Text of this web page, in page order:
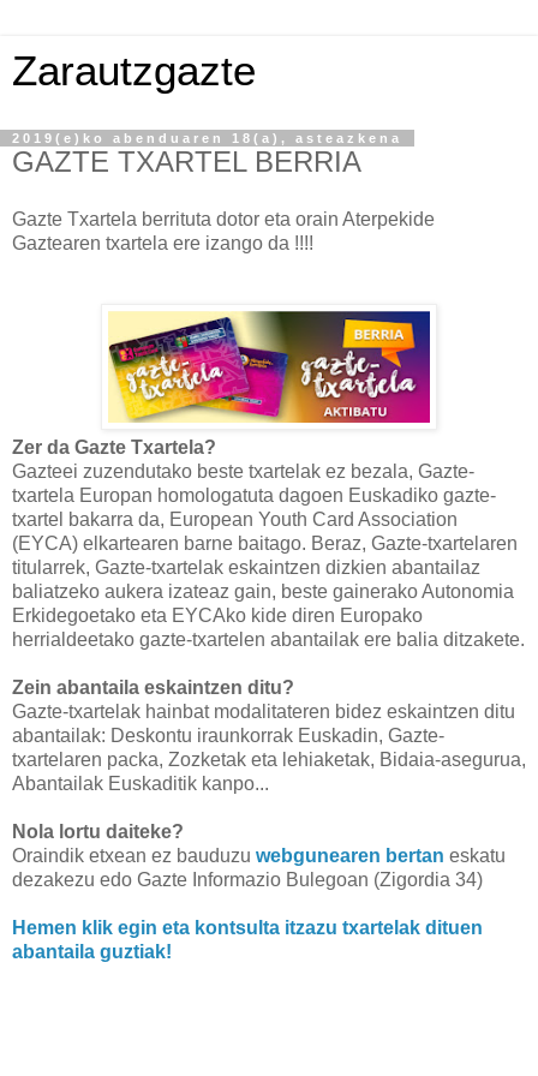
Zarautzgazte
2019(e)ko abenduaren 18(a), asteazkena
GAZTE TXARTEL BERRIA
Gazte Txartela berrituta dotor eta orain Aterpekide
Gaztearen txartela ere izango da !!!!
Zer da Gazte Txartela?
Gazteei zuzendutako beste txartelak ez bezala, Gazte-
txartela Europan homologatuta dagoen Euskadiko gazte-
txartel bakarra da, European Youth Card Association
(EYCA) elkartearen barne baitago. Beraz, Gazte-txartelaren
titularrek, Gazte-txartelak eskaintzen dizkien abantailaz
baliatzeko aukera izateaz gain, beste gainerako Autonomia
Erkidegoetako eta EYCAko kide diren Europako
herrialdeetako gazte-txartelen abantailak ere balia ditzakete.
Zein abantaila eskaintzen ditu?
Gazte-txartelak hainbat modalitateren bidez eskaintzen ditu
abantailak: Deskontu iraunkorrak Euskadin, Gazte-
txartelaren packa, Zozketak eta lehiaketak, Bidaia-asegurua,
Abantailak Euskaditik kanpo...
Nola lortu daiteke?
Oraindik etxean ez bauduzu webgunearen bertan eskatu
dezakezu edo Gazte Informazio Bulegoan (Zigordia 34)
Hemen klik egin eta kontsulta itzazu txartelak dituen
abantaila guztiak!